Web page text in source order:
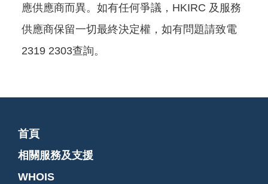
應供應商而異。如有任何爭議，HKIRC 及服務
供應商保留一切最終決定權，如有問題請致電
2319 2303查詢。
首頁
相關服務及支援
WHOIS